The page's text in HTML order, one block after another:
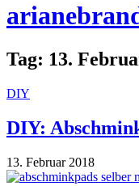
Tag: 13.
DIY
DIY:
13. Februar 2018